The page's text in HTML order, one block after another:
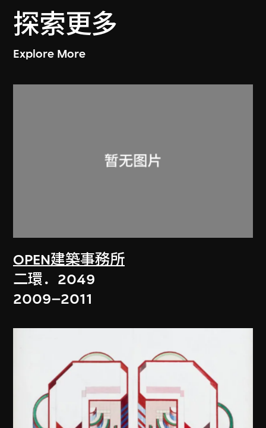
探索更多
Explore More
OPEN建築事務所
二環．2049
2009–2011